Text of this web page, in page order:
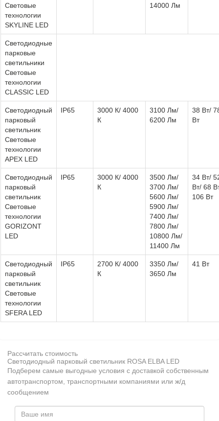
Световые
технологии
SKYLINE LED
14000 Лм
Светодиодные
парковые
светильники
Световые
технологии
CLASSIC LED
Светодиодный
парковый
светильник
Световые
технологии
APEX LED
IP65
3000 К/ 4000
К
3100 Лм/
6200 Лм
38 Вт/
Вт
Светодиодный
парковый
светильник
Световые
технологии
GORIZONT
LED
IP65
3000 К/ 4000
К
3500 Лм/
3700 Лм/
5600 Лм/
5900 Лм/
7400 Лм/
7800 Лм/
10800 Лм/
11400 Лм
34 Вт/
Вт/ 68
106 Вт
Светодиодный
парковый
светильник
Световые
технологии
SFERA LED
IP65
2700 К/ 4000
К
3350 Лм/
3650 Лм
41 Вт
Рассчитать стоимость
Светодиодный парковый светильник ROSA ELBA LED
Подберем самые выгодные условия с доставкой собственным
автотранспортом, транспортными компаниями или ж/д
сообщением